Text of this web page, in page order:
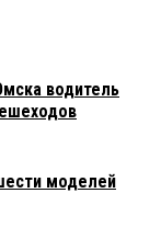
водитель
моделей